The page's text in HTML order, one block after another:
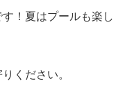
！夏はプールも楽し
ください。